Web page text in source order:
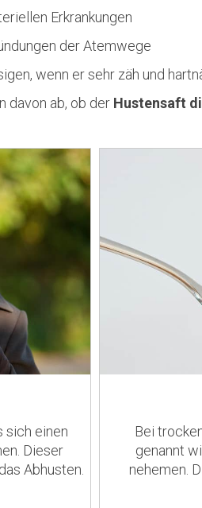
Erkrankungen
der Atemwege
wenn er sehr zäh und
davon ab, ob der Hustensaft
sich einen
Dieser
Abhusten.
Bei
genannt
nehemen.